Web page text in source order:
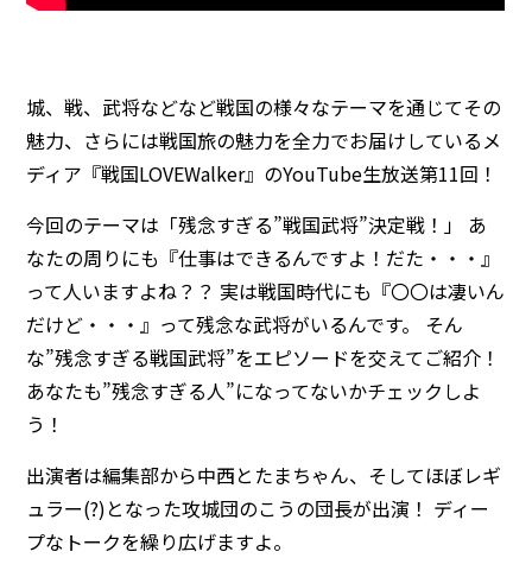
城、戦、武将などなど戦国の様々なテーマを通じてその
魅力、さらには戦国旅の魅力を全力でお届けしているメ
ディア『戦国LOVEWalker』のYouTube生放送第11回！
今回のテーマは「残念すぎる”戦国武将”決定戦！」 あ
なたの周りにも『仕事はできるんですよ！だた・・・』
って人いますよね？？ 実は戦国時代にも『〇〇は凄いん
だけど・・・』って残念な武将がいるんです。 そん
な”残念すぎる戦国武将”をエピソードを交えてご紹介！
あなたも”残念すぎる人”になってないかチェックしよ
う！
出演者は編集部から中西とたまちゃん、そしてほぼレギ
ュラー(?)となった攻城団のこうの団長が出演！ ディー
プなトークを繰り広げますよ。